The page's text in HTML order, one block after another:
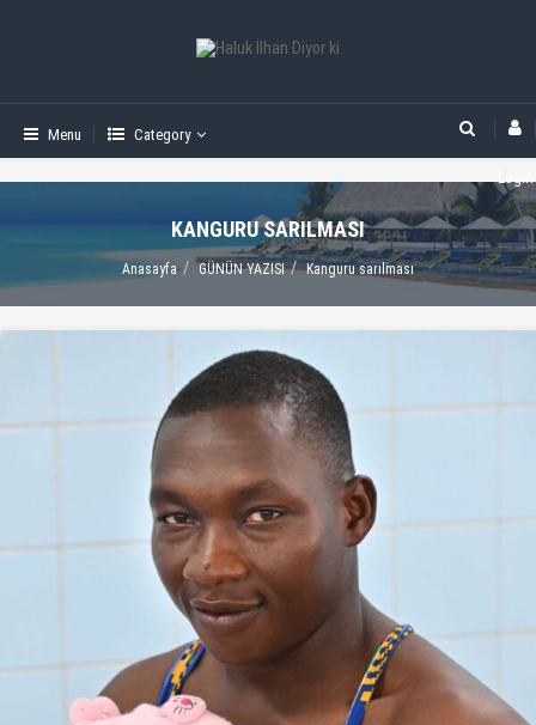
Menu Category
KANGURU SARILMASI
Anasayfa GÜNÜN YAZISI Kanguru sarılması